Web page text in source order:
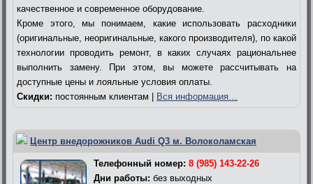
качественное и современное оборудование.
Кроме этого, мы понимаем, какие использовать расходники
(оригинальные, неоригинальные, какого производителя), по какой
технологии проводить ремонт, в каких случаях рациональнее
выполнить замену. При этом, вы можете рассчитывать на
доступные цены и лояльные условия оплаты.
Скидки: постоянным клиентам | Вся информация…
Центр внедорожников Audi Q3 м. Волоколамская
Телефонный номер: 8 (985) 143-22-26
Дни работы: без выходных